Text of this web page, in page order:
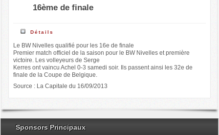
16ème de finale
Détails
Le BW Nivelles qualifié pour les 16e de finale
Premier match officiel de la saison pour le BW Nivelles et première
victoire. Les volleyeurs de Serge
Kerres ont vaincu Achel 0-3 samedi soir. Ils passent ainsi les 32e de
finale de la Coupe de Belgique.
Source : La Capitale du 16/09/2013
Sponsors Principaux